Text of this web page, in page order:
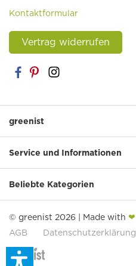
Kontaktformular
Vertrag widerrufen
greenist
Service und Informationen
Beliebte Kategorien
© greenist 2026 | Made with ❤
AGB
Datenschutzerklärung